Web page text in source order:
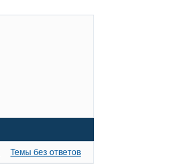
Темы без ответов